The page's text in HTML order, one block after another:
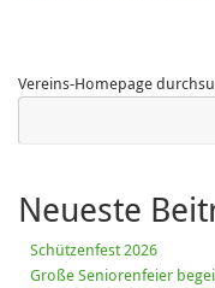
Vereins-Homepage
Neueste
Schützenfest 2026
Große Seniorenfeier